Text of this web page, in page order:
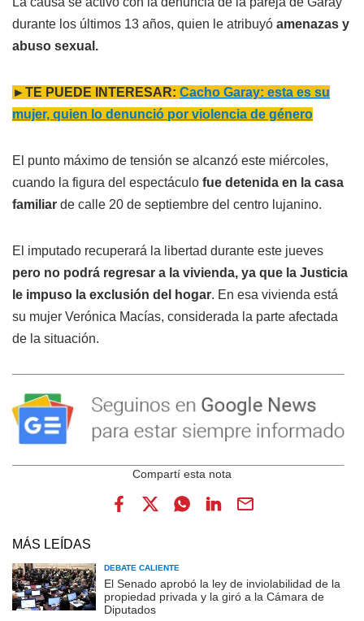
durante los últimos 13 años, quien le atribuyó amenazas y
abuso sexual.
►TE PUEDE INTERESAR: Cacho Garay: esta es su
mujer, quien lo denunció por violencia de género
El punto máximo de tensión se alcanzó este miércoles,
cuando la figura del espectáculo fue detenida en la casa
familiar de calle 20 de septiembre del centro lujanino.
El imputado recuperará la libertad durante este jueves
pero no podrá regresar a la vivienda, ya que la Justicia
le impuso la exclusión del hogar. En esa vivienda está
su mujer Verónica Macías, considerada la parte afectada
de la situación.
MÁS LEÍDAS
DEBATE CALIENTE
El Senado aprobó la ley de inviolabilidad de la
propiedad privada y la giró a la Cámara de
Diputados